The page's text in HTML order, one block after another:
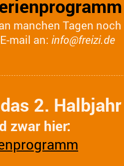
manchen Tagen
mail an: info@freizi.de
2.
zwar hier: